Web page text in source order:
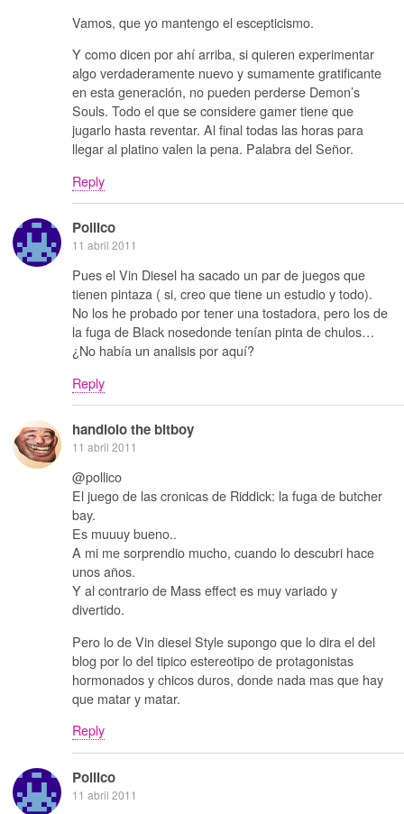
Vamos, que yo mantengo el escepticismo.
Y como dicen por ahí arriba, si quieren experimentar
algo verdaderamente nuevo y sumamente gratificante
en esta generación, no pueden perderse Demon’s
Souls. Todo el que se considere gamer tiene que
jugarlo hasta reventar. Al final todas las horas para
llegar al platino valen la pena. Palabra del Señor.
Reply
Pollico
11 abril 2011
Pues el Vin Diesel ha sacado un par de juegos que
tienen pintaza ( si, creo que tiene un estudio y todo).
No los he probado por tener una tostadora, pero los de
la fuga de Black nosedonde tenían pinta de chulos…
¿No había un analisis por aquí?
Reply
handlolo the bitboy
11 abril 2011
@pollico
El juego de las cronicas de Riddick: la fuga de butcher
bay.
Es muuuy bueno..
A mi me sorprendio mucho, cuando lo descubri hace
unos años.
Y al contrario de Mass effect es muy variado y
divertido.
Pero lo de Vin diesel Style supongo que lo dira el del
blog por lo del tipico estereotipo de protagonistas
hormonados y chicos duros, donde nada mas que hay
que matar y matar.
Reply
Pollico
11 abril 2011